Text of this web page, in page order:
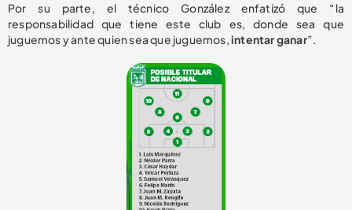
Por su parte, el técnico González enfatizó que “la
responsabilidad que tiene este club es, donde sea que
juguemos y ante quien sea que juguemos,intentar ganar”.